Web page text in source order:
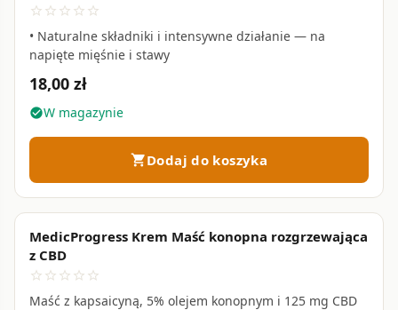
star_border star_border star_border star_border star_border
• Naturalne składniki i intensywne działanie — na
napięte mięśnie i stawy
18,00 zł
check_circleW magazynie
shopping_cartDodaj do koszyka
MedicProgress Krem Maść konopna rozgrzewająca
z CBD
star_border star_border star_border star_border star_border
Maść z kapsaicyną, 5% olejem konopnym i 125 mg CBD